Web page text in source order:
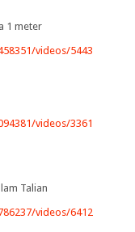
1 meter
videos/
videos/
Talian
videos/